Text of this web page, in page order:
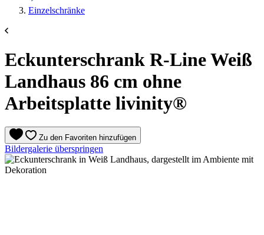
Einzelschränke
Eckunterschrank R-Line Weiß
Landhaus 86 cm ohne
Arbeitsplatte livinity®
Zu den Favoriten hinzufügen
Bildergalerie überspringen